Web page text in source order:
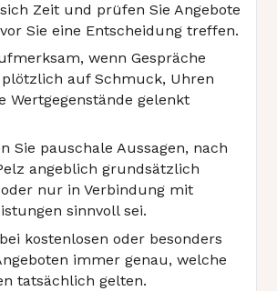
Zeit und prüfen Sie Angebote
Sie eine Entscheidung treffen.
wenn Gespräche
auf Schmuck, Uhren
Wertgegenstände gelenkt
Sie pauschale Aussagen, nach
angeblich grundsätzlich
nur in Verbindung mit
sinnvoll sei.
kostenlosen oder besonders
immer genau, welche
tatsächlich gelten.